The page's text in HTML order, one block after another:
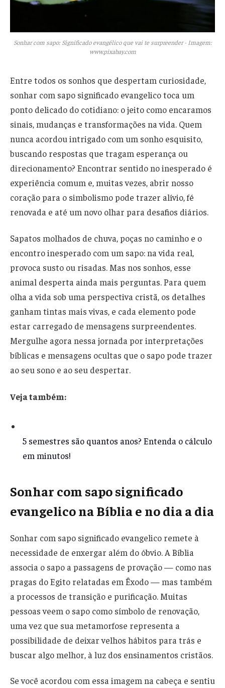
Sonhar com sapo: Significado evangélico que vai te surpreender - Imagem:
www.pixabay.com
Entre todos os sonhos que despertam curiosidade,
sonhar com sapo significado evangelico toca um
ponto delicado do cotidiano: o jeito como encaramos
sinais, mudanças e transformações na vida. Quem
nunca acordou intrigado com um sonho esquisito,
buscando respostas que tragam esperança ou
direcionamento? Encontrar sentido no inesperado é
experiência comum e, muitas vezes, abrir nosso
coração para o simbolismo pode trazer alívio, fé
renovada e até um novo olhar para desafios diários.
Sapatos molhados de chuva, poças no caminho e o
encontro inesperado com um sapo: na vida real,
provoca susto ou risadas. Mas nos sonhos, esse
animal desperta ainda mais perguntas. Para quem
olha a vida sob uma perspectiva cristã, os detalhes
ganham tintas mais vivas, e cada elemento pode
estar carregado de mensagens surpreendentes.
Mergulhe agora nessa jornada por interpretações
bíblicas e mensagens ocultas que o sapo pode trazer
ao seu sono e ao seu despertar.
Veja também:
5 semestres são quantos anos? Entenda o cálculo
em minutos!
Sonhar com sapo significado
evangelico na Bíblia e no dia a dia
Sonhar com sapo significado evangelico remete à
necessidade de enxergar além do óbvio. A Bíblia
associa o sapo a passagens de provação — como nas
pragas do Egito relatadas em Êxodo — mas também
a processos de transição e purificação. Muitas
pessoas veem o sapo como símbolo de renovação,
uma vez que sua metamorfose representa a
possibilidade de deixar velhos hábitos para trás e
buscar algo melhor, à luz dos ensinamentos cristãos.
Se você acordou com essa imagem na cabeça e sentiu